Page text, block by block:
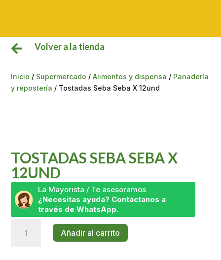
 Volver a la tienda
Inicio / Supermercado /Alimentos y dispensa / Panadería
y repostería / Tostadas Seba Seba X 12und
TOSTADAS SEBA SEBA X
12UND
La Mayorista / Te asesoramos
¿Necesitas ayuda? Contáctanos a
través de WhatsApp.
Seba
Añadir al carrito